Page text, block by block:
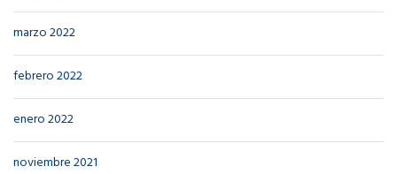
marzo 2022
febrero 2022
enero 2022
noviembre 2021